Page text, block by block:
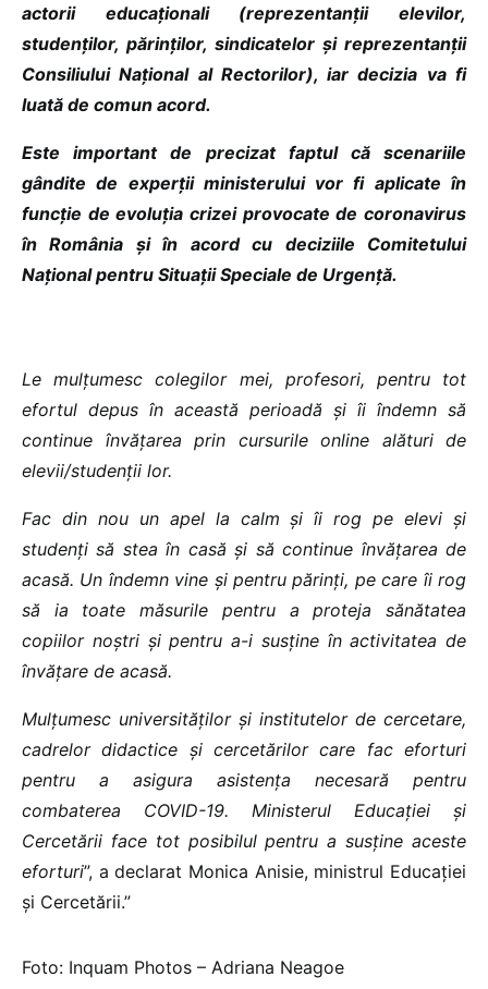
actorii educaționali (reprezentanții elevilor,
studenților, părinților, sindicatelor și reprezentanții
Consiliului Național al Rectorilor), iar decizia va fi
luată de comun acord.
Este important de precizat faptul că scenariile
gândite de experții ministerului vor fi aplicate în
funcție de evoluția crizei provocate de coronavirus
în România și în acord cu deciziile Comitetului
Național pentru Situații Speciale de Urgență.
Le mulțumesc colegilor mei, profesori, pentru tot
efortul depus în această perioadă și îi îndemn să
continue învățarea prin cursurile online alături de
elevii/studenții lor.
Fac din nou un apel la calm și îi rog pe elevi și
studenți să stea în casă și să continue învățarea de
acasă. Un îndemn vine și pentru părinți, pe care îi rog
să ia toate măsurile pentru a proteja sănătatea
copiilor noștri și pentru a-i susține în activitatea de
învățare de acasă.
Mulțumesc universităților și institutelor de cercetare,
cadrelor didactice și cercetărilor care fac eforturi
pentru a asigura asistența necesară pentru
combaterea COVID-19. Ministerul Educației și
Cercetării face tot posibilul pentru a susține aceste
eforturi”, a declarat Monica Anisie, ministrul Educației
și Cercetării.”
Foto: Inquam Photos – Adriana Neagoe